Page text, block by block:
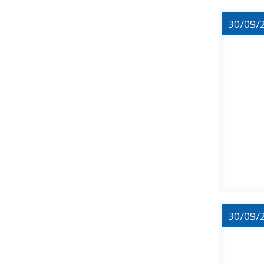
30/09/
30/09/